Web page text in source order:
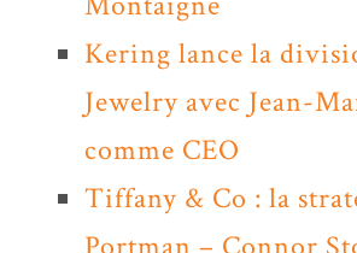
Kering lance la
Jewelry avec Jean-
comme CEO
Tiffany & Co : la